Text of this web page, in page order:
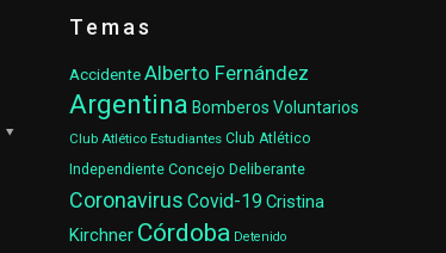
Temas
AccidenteAlberto Fernández
Argentina Bomberos Voluntarios
Club Atlético Estudiantes Club Atlético
Independiente Concejo Deliberante
Coronavirus Covid-19 Cristina
Kirchner Córdoba Detenido